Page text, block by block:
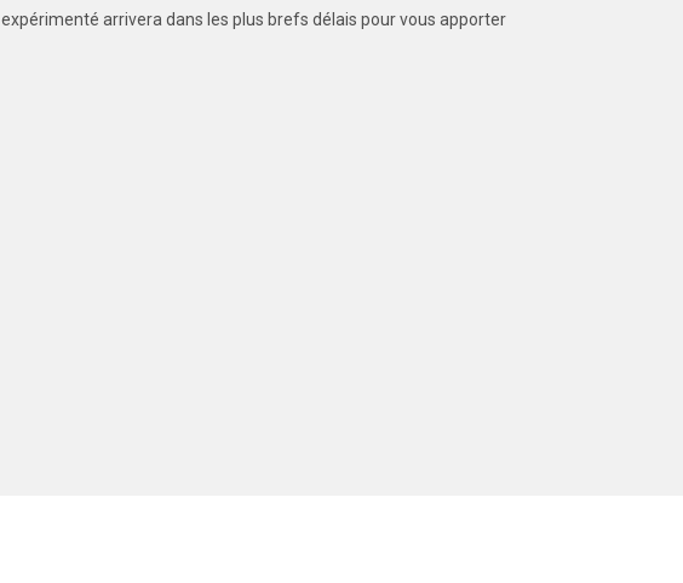
expérimenté arrivera dans les plus brefs délais pour vous apporter